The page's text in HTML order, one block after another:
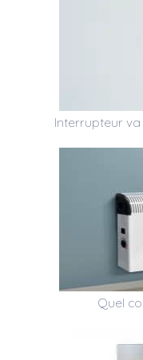
Interrupteur va
Quel